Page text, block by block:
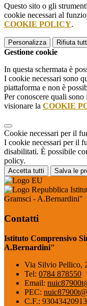
Questo sito o gli
cookie necessari al
COOKIE POLICY.
Personalizza Rifiuta
Gestione cookie
In questa schermata è
I cookie necessari sono
piattaforma e non è
Per conoscere quali
visionare la COOKIE
Cookie necessari per il
I cookie necessari per il
disabilitati. È possibile
policy.
Accetta tutti Salva le
Gramsci - A.Bernardini"
Contatti
Istituto Comprensivo
A.Bernardini"
Via Silvio Pellico,
Tel: 0784 878550
Email:
PEC:
C.F.: 93043420913